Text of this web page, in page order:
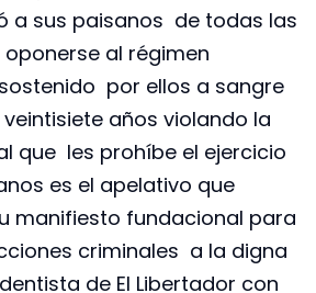
a sus paisanos de todas las
al régimen
por ellos a sangre
años violando la
que les prohíbe el ejercicio
es el apelativo que
manifiesto fundacional para
criminales a la digna
de El Libertador con